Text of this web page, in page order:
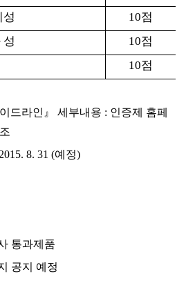
성
10점
성
10점
10점
드라인』 세부내용 : 인증제 홈페
8. 31 (예정)
통과제품
공지 예정